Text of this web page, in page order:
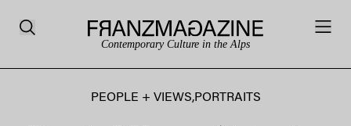
Contemporary Culture in the Alps
PEOPLE + VIEWS,PORTRAITS